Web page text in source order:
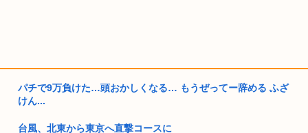
パチで9万負けた…頭おかしくなる… もうぜってー辞める ふざ
けん...
台風、北東から東京へ直撃コースに